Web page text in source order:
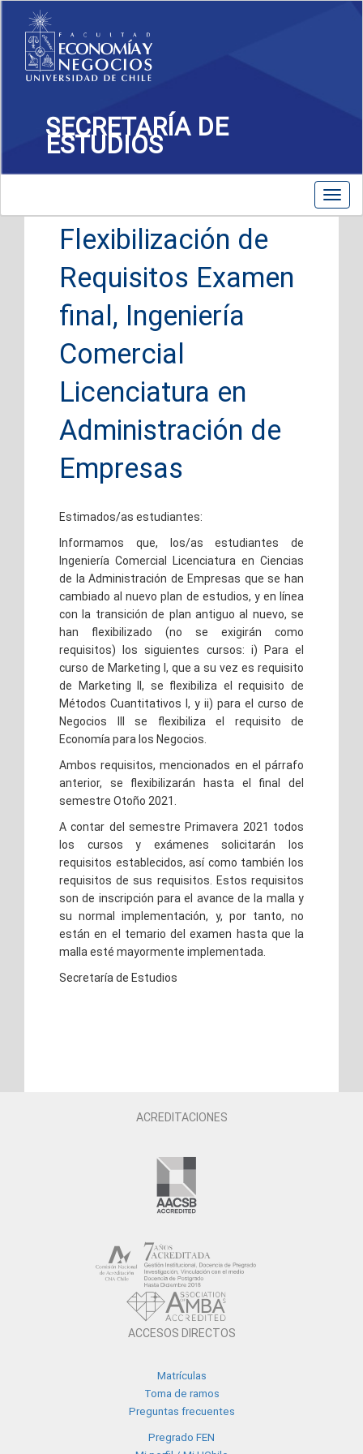
SECRETARÍA DE
ESTUDIOS
Flexibilización de
Requisitos Examen
final, Ingeniería
Comercial
Licenciatura en
Administración de
Empresas
Estimados/as estudiantes:
Informamos que, los/as estudiantes de
Ingeniería Comercial Licenciatura en Ciencias
de la Administración de Empresas que se han
cambiado al nuevo plan de estudios, y en línea
con la transición de plan antiguo al nuevo, se
han flexibilizado (no se exigirán como
requisitos) los siguientes cursos: i) Para el
curso de Marketing I, que a su vez es requisito
de Marketing II, se flexibiliza el requisito de
Métodos Cuantitativos I, y ii) para el curso de
Negocios III se flexibiliza el requisito de
Economía para los Negocios.
Ambos requisitos, mencionados en el párrafo
anterior, se flexibilizarán hasta el final del
semestre Otoño 2021.
A contar del semestre Primavera 2021 todos
los cursos y exámenes solicitarán los
requisitos establecidos, así como también los
requisitos de sus requisitos. Estos requisitos
son de inscripción para el avance de la malla y
su normal implementación, y, por tanto, no
están en el temario del examen hasta que la
malla esté mayormente implementada.
Secretaría de Estudios
ACREDITACIONES
ACCESOS DIRECTOS
Matrículas
Toma de ramos
Preguntas frecuentes
Pregrado FEN